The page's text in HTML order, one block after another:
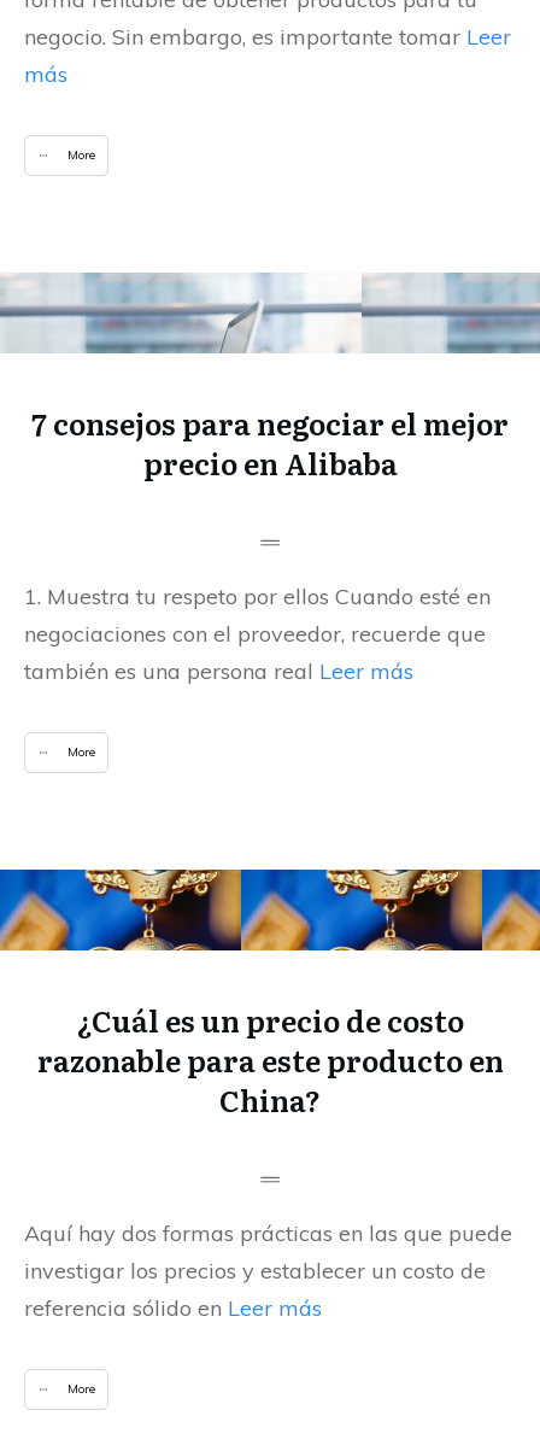
negocio. Sin embargo, es importante tomar Leer
más
More
7 consejos para negociar el mejor
precio en Alibaba
1. Muestra tu respeto por ellos Cuando esté en
negociaciones con el proveedor, recuerde que
también es una persona real Leer más
More
¿Cuál es un precio de costo
razonable para este producto en
China?
Aquí hay dos formas prácticas en las que puede
investigar los precios y establecer un costo de
referencia sólido en Leer más
More